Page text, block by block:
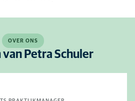
OVER ONS
van Petra Schuler